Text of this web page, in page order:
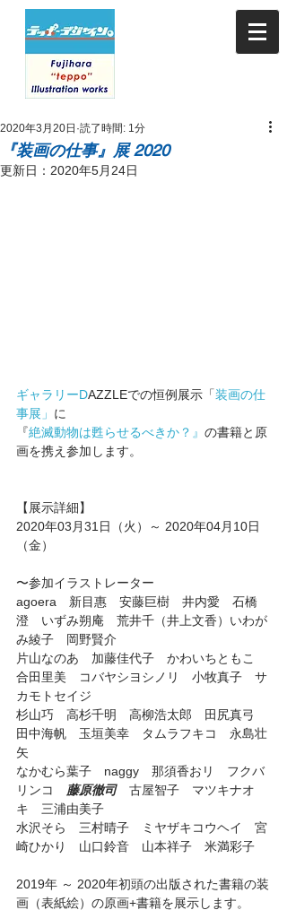
『装画の仕事』展 2020
2020年3月20日 読了時間: 1分
更新日： 2020年5月24日
ギャラリーDAZZLEでの恒例展示「装画の仕
事展」 に
『絶滅動物は甦らせるべきか？』 の書籍と原
画を携え参加します。
【展示詳細】
2020年03月31日（火）～ 2020年04月10日
（金）
〜参加イラストレーター
agoera　新目惠　安藤巨樹　井内愛　石橋
澄　いずみ朔庵　荒井千（井上文香）いわが
み綾子　岡野賢介
片山なのあ　加藤佳代子　かわいちともこ
合田里美　コバヤシヨシノリ　小牧真子　サ
カモトセイジ
杉山巧　高杉千明　高柳浩太郎　田尻真弓
田中海帆　玉垣美幸　タムラフキコ　永島壮
矢
なかむら葉子　naggy　那須香おリ　フクバ
リンコ 藤原徹司 古屋智子　マツキナオ
キ　三浦由美子
水沢そら　三村晴子　ミヤザキコウヘイ　宮
崎ひかり　山口鈴音　山本祥子　米満彩子
2019年 ～ 2020年初頭の出版された書籍の装
画（表紙絵）の原画+書籍を展示します。